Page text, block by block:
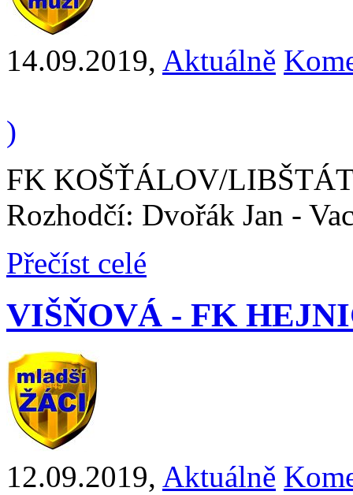
14.09.2019, Aktuálně
)
FK KOŠŤÁLOV/
Rozhodčí: Dvořák Jan -
Přečíst celé
VIŠŇOVÁ - FK
12.09.2019, Aktuálně